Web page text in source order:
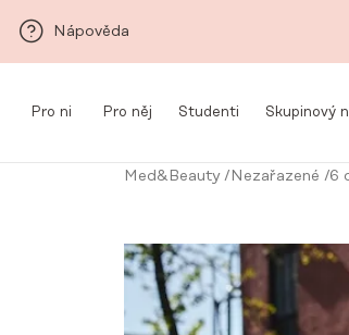
Nápověda
Pro ni Pro něj Studenti Skupinový
Med&Beauty/ Nezařazené /6